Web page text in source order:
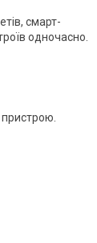
смарт-
одночасно.